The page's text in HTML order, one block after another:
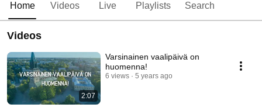
Home Videos Live Playlists Search
Videos
2:07
Varsinainen vaalipäivä on
huomenna!
6 views 5 years ago